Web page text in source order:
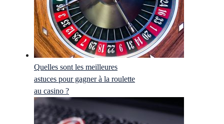
Quelles sont les meilleures
astuces pour gagner à la roulette
au casino ?